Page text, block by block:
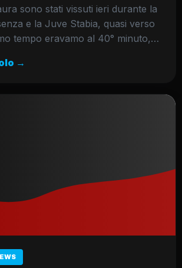
sono stati vissuti ieri durante la
e la Juve Stabia, quasi verso
tempo eravamo al 40° minuto,…
→